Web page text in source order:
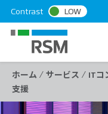
k
t
Contrast LOW
ホーム / サービス / ITコ
支援